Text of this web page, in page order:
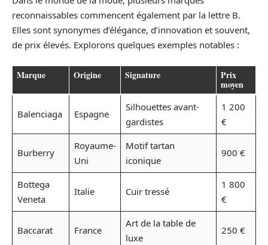
reconnaissables commencent également par la lettre B.
Elles sont synonymes d’élégance, d’innovation et souvent,
de prix élevés. Explorons quelques exemples notables :
Marque Origine Signature Prix
moyen
Balenciaga Espagne
Silhouettes avant-
gardistes
1 200
€
Burberry
Royaume-
Uni
Motif tartan
iconique
900 €
Bottega
Veneta
Italie Cuir tressé
1 800
€
Baccarat France
Art de la table de
luxe
250 €